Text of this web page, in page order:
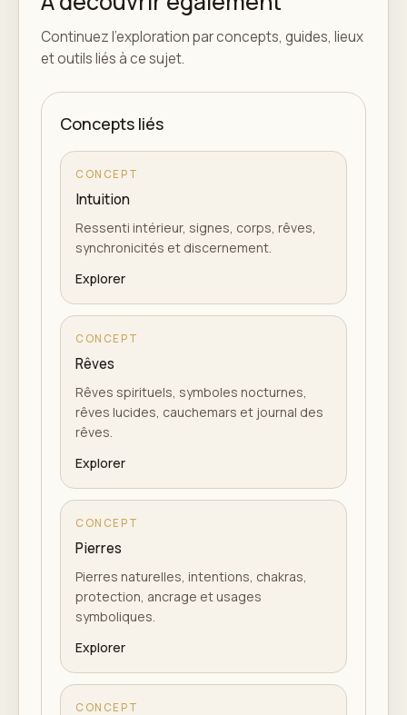
Continuez l'exploration par concepts, guides, lieux
et outils liés à ce sujet.
Concepts liés
CONCEPT
Intuition
Ressenti intérieur, signes, corps, rêves,
synchronicités et discernement.
Explorer
CONCEPT
Rêves
Rêves spirituels, symboles nocturnes,
rêves lucides, cauchemars et journal des
rêves.
Explorer
CONCEPT
Pierres
Pierres naturelles, intentions, chakras,
protection, ancrage et usages
symboliques.
Explorer
CONCEPT